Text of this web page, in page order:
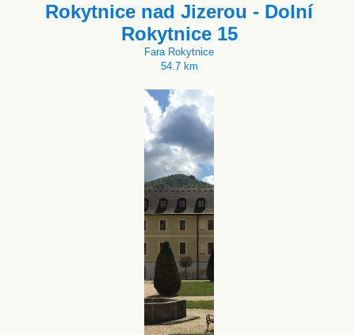
Rokytnice nad Jizerou - Dolní
Rokytnice 15
Fara Rokytnice
54.7 km